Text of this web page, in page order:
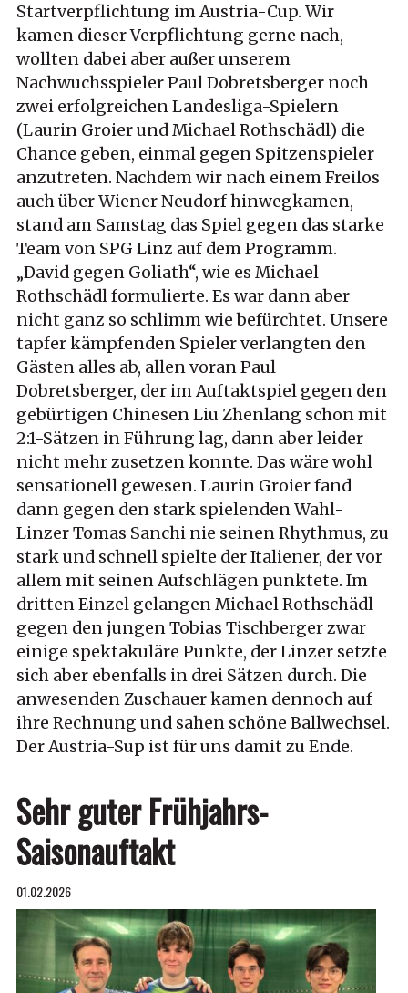
Startverpflichtung im Austria-Cup. Wir
kamen dieser Verpflichtung gerne nach,
wollten dabei aber außer unserem
Nachwuchsspieler Paul Dobretsberger noch
zwei erfolgreichen Landesliga-Spielern
(Laurin Groier und Michael Rothschädl) die
Chance geben, einmal gegen Spitzenspieler
anzutreten. Nachdem wir nach einem Freilos
auch über Wiener Neudorf hinwegkamen,
stand am Samstag das Spiel gegen das starke
Team von SPG Linz auf dem Programm.
„David gegen Goliath“, wie es Michael
Rothschädl formulierte. Es war dann aber
nicht ganz so schlimm wie befürchtet. Unsere
tapfer kämpfenden Spieler verlangten den
Gästen alles ab, allen voran Paul
Dobretsberger, der im Auftaktspiel gegen den
gebürtigen Chinesen Liu Zhenlang schon mit
2:1-Sätzen in Führung lag, dann aber leider
nicht mehr zusetzen konnte. Das wäre wohl
sensationell gewesen. Laurin Groier fand
dann gegen den stark spielenden Wahl-
Linzer Tomas Sanchi nie seinen Rhythmus, zu
stark und schnell spielte der Italiener, der vor
allem mit seinen Aufschlägen punktete. Im
dritten Einzel gelangen Michael Rothschädl
gegen den jungen Tobias Tischberger zwar
einige spektakuläre Punkte, der Linzer setzte
sich aber ebenfalls in drei Sätzen durch. Die
anwesenden Zuschauer kamen dennoch auf
ihre Rechnung und sahen schöne Ballwechsel.
Der Austria-Sup ist für uns damit zu Ende.
Sehr guter Frühjahrs-
Saisonauftakt
01.02.2026